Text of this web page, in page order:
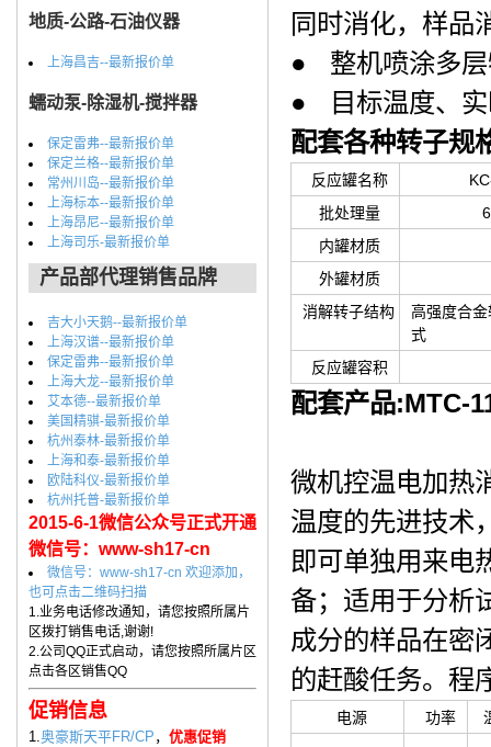
地质-公路-石油仪器
上海昌吉--最新报价单
蠕动泵-除湿机-搅拌器
保定雷弗--最新报价单
保定兰格--最新报价单
常州川岛--最新报价单
上海标本--最新报价单
上海昂尼--最新报价单
上海司乐-最新报价单
产品部代理销售品牌
吉大小天鹅--最新报价单
上海汉谱--最新报价单
保定雷弗--最新报价单
上海大龙--最新报价单
艾本德--最新报价单
美国精骐-最新报价单
杭州泰林-最新报价单
上海和泰-最新报价单
欧陆科仪-最新报价单
杭州托普-最新报价单
2015-6-1微信公众号正式开通
微信号：www-sh17-cn
微信号：www-sh17-cn 欢迎添加，
也可点击二维码扫描
1.业务电话修改通知，请您按照所属片
区拨打销售电话,谢谢!
2.公司QQ正式启动，请您按照所属片区
点击各区销售QQ
促销信息
1. 奥豪斯天平FR/CP ， 优惠促销
同时消化，样品
● 整机喷涂多层
● 目标温度、实
配套各种转子规
反应罐名称
批处理量
6
内罐材质
外罐材质
消解转子结构
高强度合
式
反应罐容积
配套产品:MTC-
微机控温电加热
温度的先进技术
即可单独用来电
备；适用于分析
成分的样品在密
的赶酸任务。程
电源 功率